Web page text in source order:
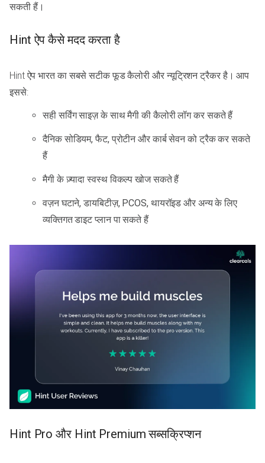
सकती हैं।
Hint ऐप कैसे मदद करता है
Hint ऐप भारत का सबसे सटीक फूड कैलोरी और न्यूट्रिशन ट्रैकर है। आप
इससे:
सही सर्विंग साइज़ के साथ मैगी की कैलोरी लॉग कर सकते हैं
दैनिक सोडियम, फैट, प्रोटीन और कार्ब सेवन को ट्रैक कर सकते
हैं
मैगी के ज़्यादा स्वस्थ विकल्प खोज सकते हैं
वज़न घटाने, डायबिटीज़, PCOS, थायरॉइड और अन्य के लिए
व्यक्तिगत डाइट प्लान पा सकते हैं
Hint Pro और Hint Premium सब्सक्रिप्शन